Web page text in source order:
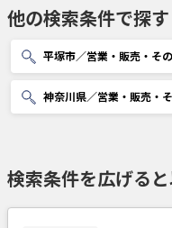
他の検索条件で探す
平塚市／営業・販売・そ
神奈川県／営業・販売・
検索条件を広げる